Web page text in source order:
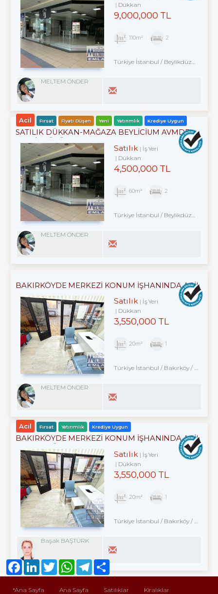
Dükkan
9,000,000 TL
110m² 2
MELTEM ÖNDER
Acil Fırsat Fiyatı Düşen Yeni Yatırımlık Krediye Uygun
SATILIK DÜKKAN-MAĞAZA BEYLİCİUM AVMDE
BEYLİZDÜZÜ E5 KENARI
Satılık
İş Yeri
Dükkan
4,500,000 TL
60m² 2
MELTEM ÖNDER
BAKIRKÖYDE MERKEZİ KONUM İŞHANINDA ACİL
SATILIK DÜKKAN
Satılık
İş Yeri
Dükkan
3,550,000 TL
20m² 1
Türkiye İstanbul / Bakırköy/ Kartaltepe
MELTEM ÖNDER
Acil Fırsat Yatırımlık Krediye Uygun
BAKIRKÖYDE MERKEZİ KONUM İŞHANINDA ACİL
SATILIK DÜKKAN
Satılık
İş Yeri
Dükkan
3,550,000 TL
20m² 1
Türkiye İstanbul / Bakırköy/ Kartaltepe
Başak BAŞTÜRK
*Ana Sayfa Ana Sayfa Satılıklar Kiralıklar
FacebookLinkedInTwitter WhatsAppTelegram